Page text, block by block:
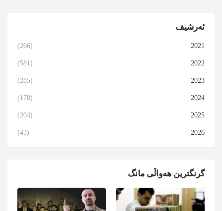
ئەرشیف
2021
(266)
2022
(581)
2023
(285)
2024
(178)
2025
(204)
2026
(43)
گرنگترین هەواڵی مانگ